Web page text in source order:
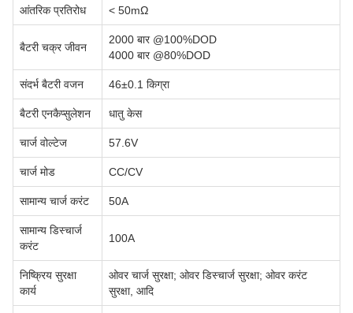
आंतरिक प्रतिरोध < 50mΩ
बैटरी चक्र जीवन
2000 बार @100%DOD
4000 बार @80%DOD
संदर्भ बैटरी वजन 46±0.1 किग्रा
बैटरी एनकैप्सुलेशन धातु केस
चार्ज वोल्टेज 57.6V
चार्ज मोड CC/CV
सामान्य चार्ज करंट 50A
सामान्य डिस्चार्ज
करंट
100A
निष्क्रिय सुरक्षा
कार्य
ओवर चार्ज सुरक्षा; ओवर डिस्चार्ज सुरक्षा; ओवर करंट
सुरक्षा, आदि